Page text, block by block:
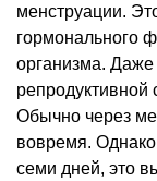
менструации.
гормонального
организма. Даже
Обычно через
вовремя.
семи дней, это